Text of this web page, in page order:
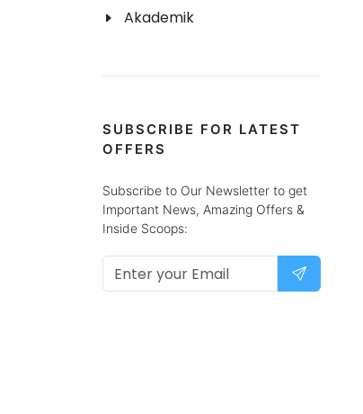
Akademik
SUBSCRIBE FOR LATEST
OFFERS
Subscribe to Our Newsletter to get
Important News, Amazing Offers &
Inside Scoops: